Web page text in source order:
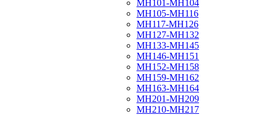
МН101-МН104
МН105-МН116
МН117-МН126
МН127-МН132
МН133-МН145
МН146-МН151
МН152-МН158
МН159-МН162
МН163-МН164
МН201-МН209
МН210-МН217